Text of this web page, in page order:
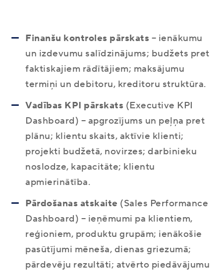
Finanšu kontroles pārskats – ienākumu
un izdevumu salīdzinājums; budžets pret
faktiskajiem rādītājiem; maksājumu
termiņi un debitoru, kreditoru struktūra.
Vadības KPI pārskats (Executive KPI
Dashboard) – apgrozījums un peļņa pret
plānu; klientu skaits, aktīvie klienti;
projekti budžetā, novirzes; darbinieku
noslodze, kapacitāte; klientu
apmierinātība.
Pārdošanas atskaite (Sales Performance
Dashboard) – ieņēmumi pa klientiem,
reģioniem, produktu grupām; ienākošie
pasūtījumi mēneša, dienas griezumā;
pārdevēju rezultāti; atvērto piedāvājumu